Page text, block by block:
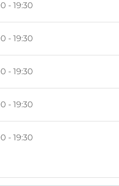
- 19:30
- 19:30
- 19:30
- 19:30
- 19:30